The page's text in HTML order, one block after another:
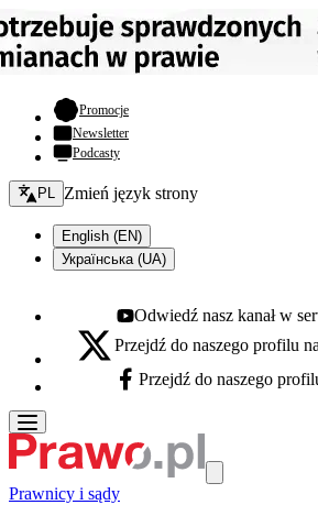
Promocje- otwiera się w nowej karcie
Newsletter
Podcasty
Zmień język - bieżący:
PL Zmień język strony
English (EN)
Українська (UA)
Youtube - otwiera się w nowej karcie
Odwiedź nasz kanał w
X - otwiera się w nowej karcie
Przejdź do naszego profilu
Facebook - otwiera się w nowej karcie
Przejdź do naszego
Prawnicy i sądy